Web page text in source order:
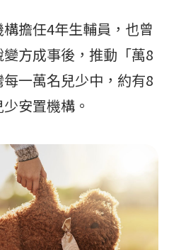
擔任4年生輔員，也曾
方成事後，推動「萬8
一萬名兒少中，約有8
安置機構。